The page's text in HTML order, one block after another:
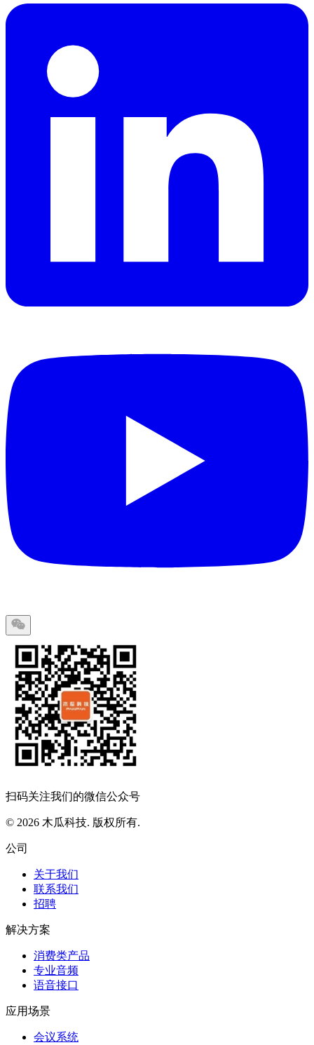
扫码关注我们的微信公众号
© 2026 木瓜科技. 版权所有.
公司
关于我们
联系我们
招聘
解决方案
消费类产品
专业音频
语音接口
应用场景
会议系统